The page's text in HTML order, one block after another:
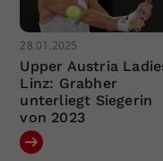
28.01.2025
Upper Austria
Linz: Grabher
unterliegt Siegerin
von 2023